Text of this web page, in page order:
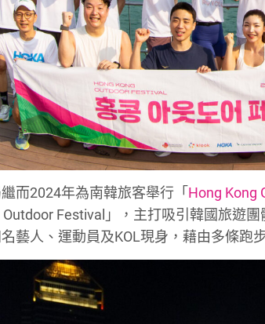
而2024年為南韓旅客舉行「 Hong Kong
Festival」，主打吸引韓國旅遊
藝人、運動員及KOL現身，藉由多條跑